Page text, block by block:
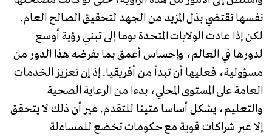
نفسها تقتضي بذل المزيد من الجهد لتحقيق الصالح العام.
لكن إذا عادت الولايات المتحدة يوما إلى تبني رؤية أوسع
لدورها في العالم، وإحساس أعمق بما يفرضه هذا الدور من
مسؤولية، فعليها أن تبدأ من أفريقيا. إذ إن تعزيز الخدمات
العامة على المستوى المحلي، بدءا من الرعاية الصحية
والتعليم، يشكل أساسا متينا للتقدم. غير أن ذلك لا يتحقق
إلا عبر شراكات قوية مع حكومات تخضع للمساءلة